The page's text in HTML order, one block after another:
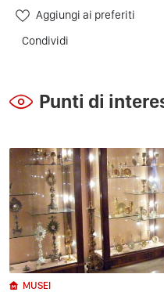
Aggiungi ai preferiti
Condividi
Punti di
MUSEI